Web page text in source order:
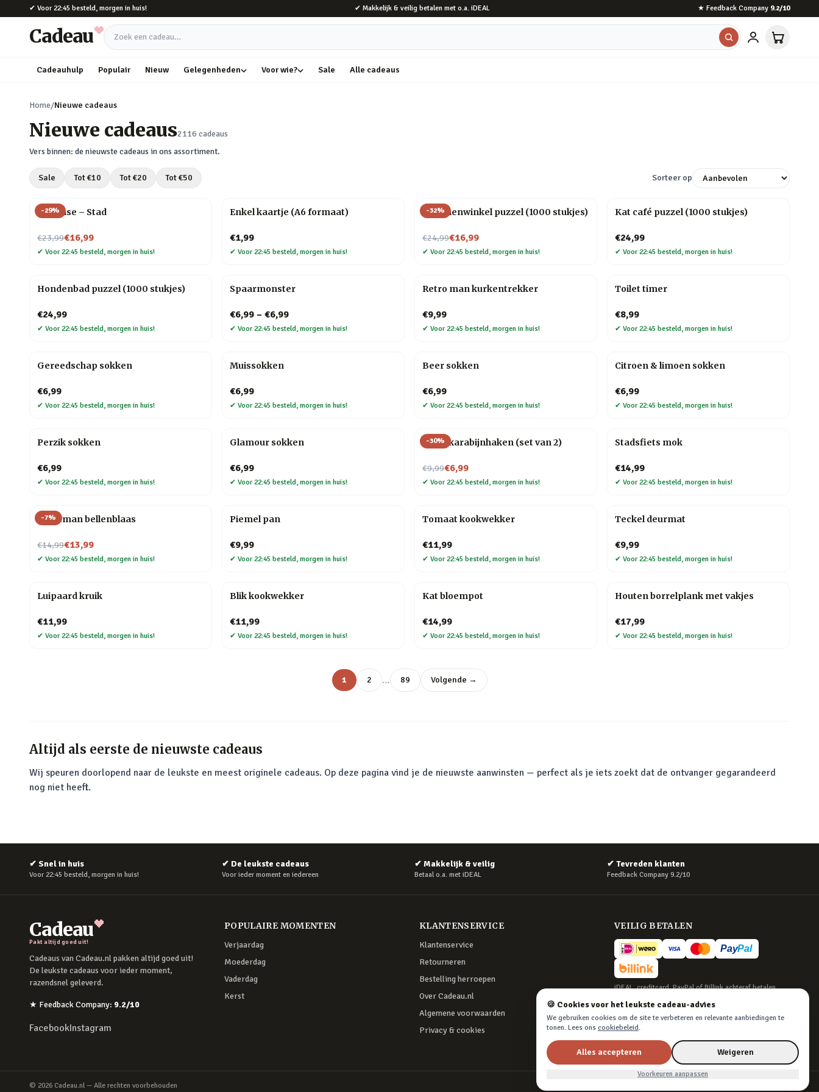
Naar hoofdinhoud
✔ Voor 22:45 besteld, morgen in huis! ✔ Makkelijk & veilig betalen met o.a. iDEAL ★ Feedback Company 9.2/10
Cadeau Zoek een cadeau
Cadeauhulp Populair Nieuw Gelegenheden Voor wie? Sale Alle cadeaus
Home/Nieuwe cadeaus
Nieuwe cadeaus2116 cadeaus
Vers binnen: de nieuwste cadeaus in ons assortiment.
Sale Tot €10 Tot €20 Tot €50 Sorteer op
-29%
Flip Vase – Stad
€23,99
Nu voor€16,99
✔ Voor 22:45 besteld, morgen in huis!
Enkel kaartje (A6 formaat)
€1,99
✔ Voor 22:45 besteld, morgen in huis!
-32%
Bloemenwinkel puzzel (1000 stukjes)
€24,99
Nu voor€16,99
✔ Voor 22:45 besteld, morgen in huis!
Kat café puzzel (1000 stukjes)
€24,99
✔ Voor 22:45 besteld, morgen in huis!
Hondenbad puzzel (1000 stukjes)
€24,99
✔ Voor 22:45 besteld, morgen in huis!
Spaarmonster
€6,99 – €6,99
✔ Voor 22:45 besteld, morgen in huis!
Retro man kurkentrekker
€9,99
✔ Voor 22:45 besteld, morgen in huis!
Toilet timer
€8,99
✔ Voor 22:45 besteld, morgen in huis!
Gereedschap sokken
€6,99
✔ Voor 22:45 besteld, morgen in huis!
Muissokken
€6,99
✔ Voor 22:45 besteld, morgen in huis!
Beer sokken
€6,99
✔ Voor 22:45 besteld, morgen in huis!
Citroen & limoen sokken
€6,99
✔ Voor 22:45 besteld, morgen in huis!
Perzik sokken
€6,99
✔ Voor 22:45 besteld, morgen in huis!
Glamour sokken
€6,99
✔ Voor 22:45 besteld, morgen in huis!
-30%
Hond karabijnhaken (set van 2)
€9,99
Nu voor€6,99
✔ Voor 22:45 besteld, morgen in huis!
Stadsfiets mok
€14,99
✔ Voor 22:45 besteld, morgen in huis!
-7%
Kerstman bellenblaas
€14,99
Nu voor€13,99
✔ Voor 22:45 besteld, morgen in huis!
Piemel pan
€9,99
✔ Voor 22:45 besteld, morgen in huis!
Tomaat kookwekker
€11,99
✔ Voor 22:45 besteld, morgen in huis!
Teckel deurmat
€9,99
✔ Voor 22:45 besteld, morgen in huis!
Luipaard kruik
€11,99
✔ Voor 22:45 besteld, morgen in huis!
Blik kookwekker
€11,99
✔ Voor 22:45 besteld, morgen in huis!
Kat bloempot
€14,99
✔ Voor 22:45 besteld, morgen in huis!
Houten borrelplank met vakjes
€17,99
✔ Voor 22:45 besteld, morgen in huis!
1 2 … 89 Volgende →
Altijd als eerste de nieuwste cadeaus
Wij speuren doorlopend naar de leukste en meest originele cadeaus. Op deze pagina vind je de nieuwste aanwinsten — perfect als je iets zoekt dat de ontvanger gegarandeerd
nog niet heeft.
✔ Snel in huis
Voor 22:45 besteld, morgen in huis!
✔ De leukste cadeaus
Voor ieder moment en iedereen
✔ Makkelijk & veilig
Betaal o.a. met iDEAL
✔ Tevreden klanten
Feedback Company 9.2/10
Cadeau
Pakt altijd goed uit!
Cadeaus van Cadeau.nl pakken altijd goed uit!
De leukste cadeaus voor ieder moment,
razendsnel geleverd.
★ Feedback Company: 9.2/10
FacebookInstagram
POPULAIRE MOMENTEN
Verjaardag
Moederdag
Vaderdag
Kerst
KLANTENSERVICE
Klantenservice
Retourneren
Bestelling herroepen
Over Cadeau.nl
Algemene voorwaarden
Privacy & cookies
VEILIG BETALEN
iDEAL, creditcard, PayPal of Billink achteraf betalen
BEZORGING
Voor 22:45 besteld, morgen in huis. Tot 365
dagen retourneren.
© 2026 Cadeau.nl — Alle rechten voorbehouden
🍪 Cookies voor het leukste cadeau-advies
We gebruiken cookies om de site te verbeteren en relevante aanbiedingen te
tonen. Lees ons cookiebeleid.
Alles accepteren Weigeren
Voorkeuren aanpassen